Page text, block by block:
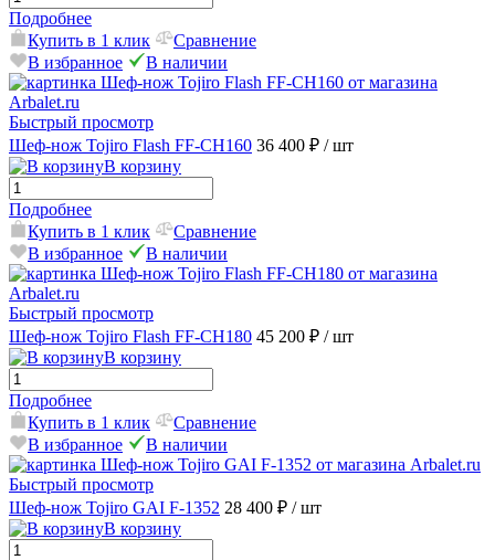
Подробнее
Купить в 1 клик
Сравнение
В избранное
В наличии
Быстрый просмотр
Шеф-нож Tojiro Flash FF-CH160 36 400 ₽ / шт
В корзину
Подробнее
Купить в 1 клик
Сравнение
В избранное
В наличии
Быстрый просмотр
Шеф-нож Tojiro Flash FF-CH180 45 200 ₽ / шт
В корзину
Подробнее
Купить в 1 клик
Сравнение
В избранное
В наличии
Быстрый просмотр
Шеф-нож Tojiro GAI F-1352 28 400 ₽ / шт
В корзину